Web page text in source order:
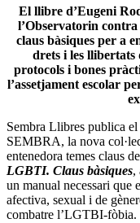
El llibre d’Eugeni
l’Observatorin contra
claus bàsiques per a
drets i les llibertats
protocols i bones
l’assetjament escolar
Sembra Llibres publica
SEMBRA, la nova
entenedora temes claus
LGBTI. Claus bàsiques,
un manual necessari que
afectiva, sexual i de
combatre l’LGTBI-fòbia.